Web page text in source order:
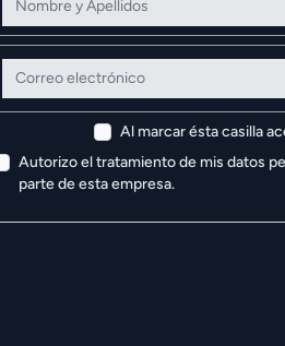
Correo electrónico
Al marcar ésta casilla
Autorizo el tratamiento de mis datos
parte de esta empresa.